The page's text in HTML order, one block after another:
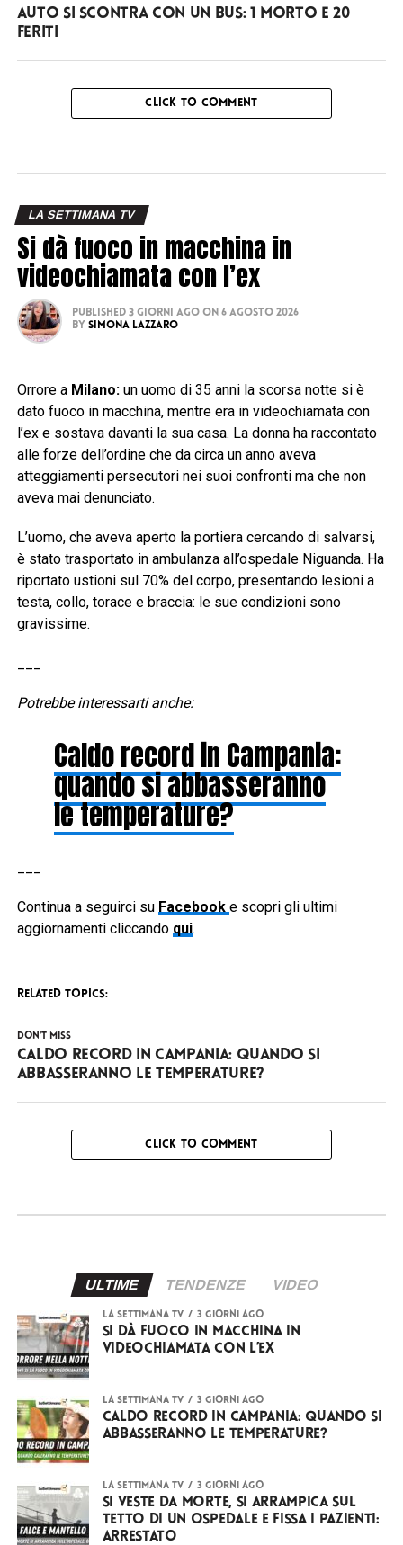
Auto si scontra con un bus: 1 morto e 20
feriti
CLICK TO COMMENT
LA SETTIMANA TV
Si dà fuoco in macchina in
videochiamata con l’ex
Published 3 giorni ago on 6 Agosto 2026
By Simona Lazzaro
Orrore a Milano:un uomo di 35 anni la scorsa notte si è
dato fuoco in macchina, mentre era in videochiamata con
l’ex e sostava davanti la sua casa. La donna ha raccontato
alle forze dell’ordine che da circa un anno aveva
atteggiamenti persecutori nei suoi confronti ma che non
aveva mai denunciato.
L’uomo, che aveva aperto la portiera cercando di salvarsi,
è stato trasportato in ambulanza all’ospedale Niguanda. Ha
riportato ustioni sul 70% del corpo, presentando lesioni a
testa, collo, torace e braccia: le sue condizioni sono
gravissime.
Potrebbe interessarti anche:
Caldo record in Campania:
quando si abbasseranno
le temperature?
Continua a seguirci su Facebook e scopri gli ultimi
aggiornamenti cliccando qui.
RELATED TOPICS:
DON'T MISS
Caldo record in Campania: quando si
abbasseranno le temperature?
CLICK TO COMMENT
ULTIME TENDENZE VIDEO
LA SETTIMANA TV 3 giorni ago
Si dà fuoco in macchina in
videochiamata con l’ex
LA SETTIMANA TV 3 giorni ago
Caldo record in Campania: quando si
abbasseranno le temperature?
LA SETTIMANA TV 3 giorni ago
Si veste da Morte, si arrampica sul
tetto di un ospedale e fissa i pazienti:
arrestato